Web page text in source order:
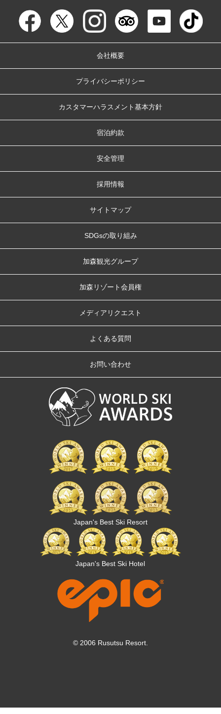
Japan's Best Ski Resort
Japan's Best Ski Hotel
会社概要
プライバシーポリシー
カスタマーハラスメント基本方針
宿泊約款
安全管理
採用情報
サイトマップ
SDGsの取り組み
加森観光グループ
加森リゾート会員権
メディアリクエスト
よくある質問
お問い合わせ
© 2006 Rusutsu Resort.